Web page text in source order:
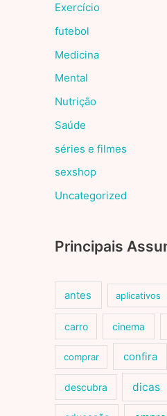
Exercício
futebol
Medicina
Mental
Nutrição
Saúde
séries e filmes
sexshop
Uncategorized
Principais
antes aplicativos
carro cinema
comprar confira
descubra dicas